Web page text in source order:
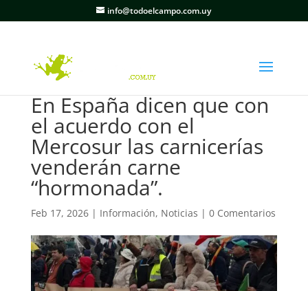
info@todoelcampo.com.uy
En España dicen que con
el acuerdo con el
Mercosur las carnicerías
venderán carne
“hormonada”.
Feb 17, 2026| Información, Noticias | 0 Comentarios